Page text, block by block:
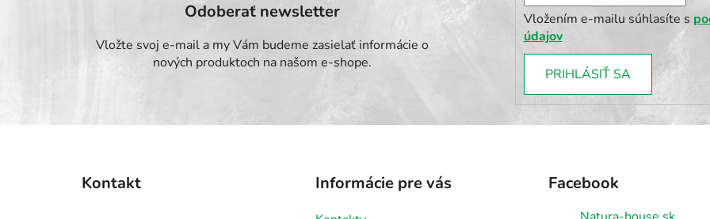
Odoberať newsletter
Vložte svoj e-mail a my Vám budeme zasielať informácie o
nových produktoch na našom e-shope.
Vložením e-mailu súhlasíte s
údajov
PRIHLÁSIŤ SA
Kontakt Informácie pre vás Facebook